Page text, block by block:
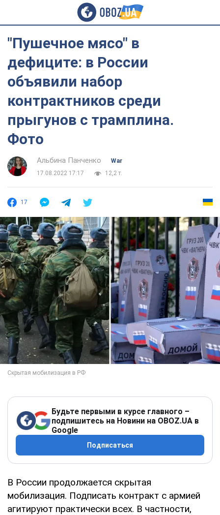
"Пушечное мясо" в
дефиците: в России
объявили набор
контрактников среди
прыгунов с трамплина.
Фото
Альбина Панченко
War
17.08.2022 17:17
12,2 т.
17
Будьте первыми в курсе главного –
подпишитесь на Новини на OBOZ.UA в
Google
Подписаться
В России продолжается скрытая
мобилизация. Подписать контракт с армией
агитируют практически всех. В частности,